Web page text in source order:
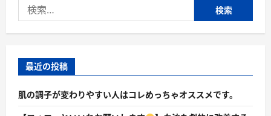
索:
最近の投稿
肌の調子が変わりやすい人はコレめっちゃオススメです。